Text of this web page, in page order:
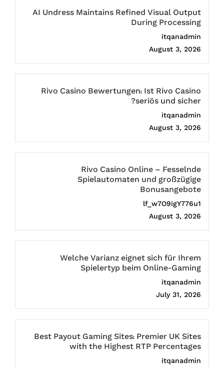
AI Undress Maintains Refined Visual Output
During Processing
itqanadmin
August 3, 2026
Rivo Casino Bewertungen: Ist Rivo Casino
seriös und sicher?
itqanadmin
August 3, 2026
Rivo Casino Online – Fesselnde
Spielautomaten und großzügige
Bonusangebote
lf_w7O9igY776u1
August 3, 2026
Welche Varianz eignet sich für Ihrem
Spielertyp beim Online-Gaming
itqanadmin
July 31, 2026
Best Payout Gaming Sites: Premier UK Sites
with the Highest RTP Percentages
itqanadmin